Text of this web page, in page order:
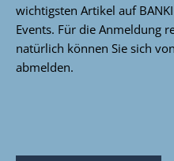
wichtigsten Artikel auf
Events. Für die Anmeldung
natürlich können Sie sich
abmelden.